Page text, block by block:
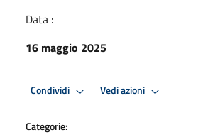
Data :
16 maggio 2025
Condividi Vedi azioni
Categorie: